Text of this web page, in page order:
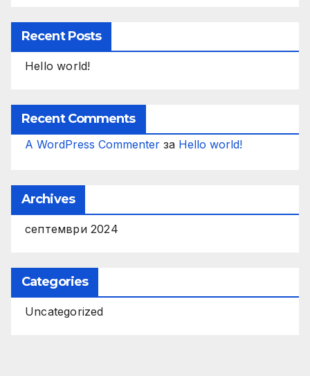
Recent Posts
Hello world!
Recent Comments
A WordPress Commenter за Hello world!
Archives
септември 2024
Categories
Uncategorized